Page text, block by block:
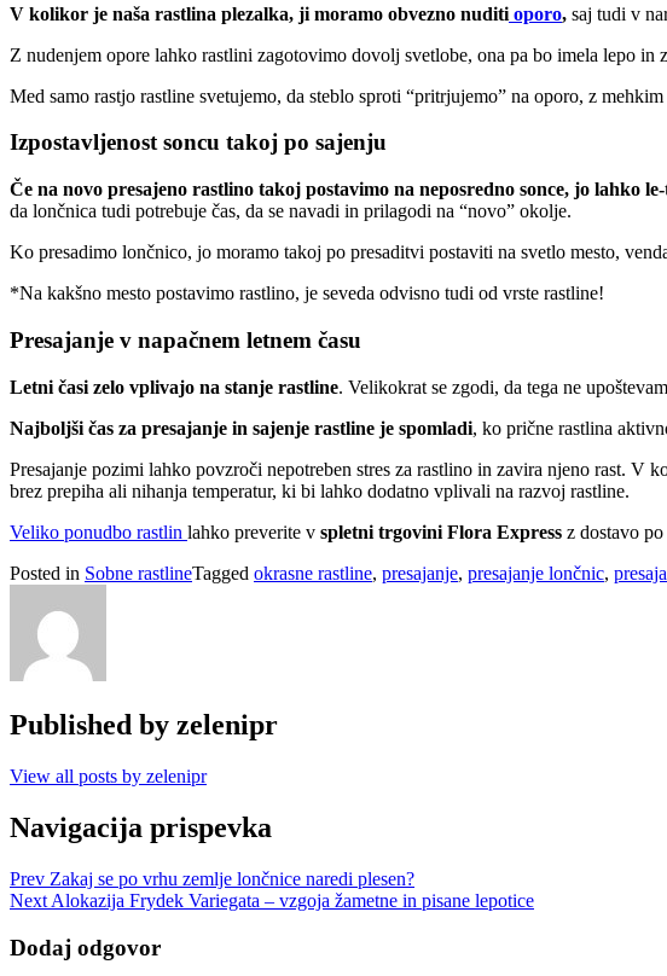
V kolikor je naša rastlina plezalka, ji moramo obvezno nuditi oporo, saj tudi v
Z nudenjem opore lahko rastlini zagotovimo dovolj svetlobe, ona pa bo imela lepo
Med samo rastjo rastline svetujemo, da steblo sproti “pritrjujemo” na oporo, z
Izpostavljenost soncu takoj po sajenju
Če na novo presajeno rastlino takoj postavimo na neposredno sonce, jo lahko le-
da lončnica tudi potrebuje čas, da se navadi in prilagodi na “novo” okolje.
Ko presadimo lončnico, jo moramo takoj po presaditvi postaviti na svetlo mesto,
*Na kakšno mesto postavimo rastlino, je seveda odvisno tudi od vrste rastline!
Presajanje v napačnem letnem času
Letni časi zelo vplivajo na stanje rastline. Velikokrat se zgodi, da tega ne
Najboljši čas za presajanje in sajenje rastline je spomladi, ko prične rastlina
Presajanje pozimi lahko povzroči nepotreben stres za rastlino in zavira njeno rast. V
brez prepiha ali nihanja temperatur, ki bi lahko dodatno vplivali na razvoj rastline.
Veliko ponudbo rastlin lahko preverite v spletni trgovini Flora Express z dostavo
Posted in Sobne rastlineTagged okrasne rastline, presajanje, presajanje lončnic,
Published by zelenipr
View all posts by zelenipr
Navigacija prispevka
Prev Zakaj se po vrhu zemlje lončnice naredi plesen?
Next Alokazija Frydek Variegata – vzgoja žametne in pisane lepotice
Dodaj odgovor